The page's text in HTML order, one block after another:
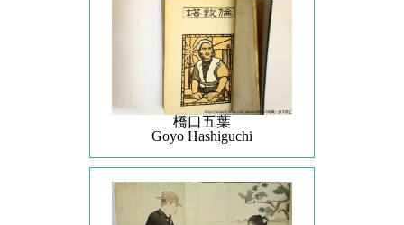
橋口五葉
Goyo Hashiguchi